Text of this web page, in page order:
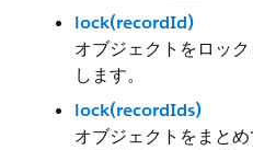
lock(recordId)
オブジェクトをロッ
します。
lock(recordIds)
オブジェクトをまと